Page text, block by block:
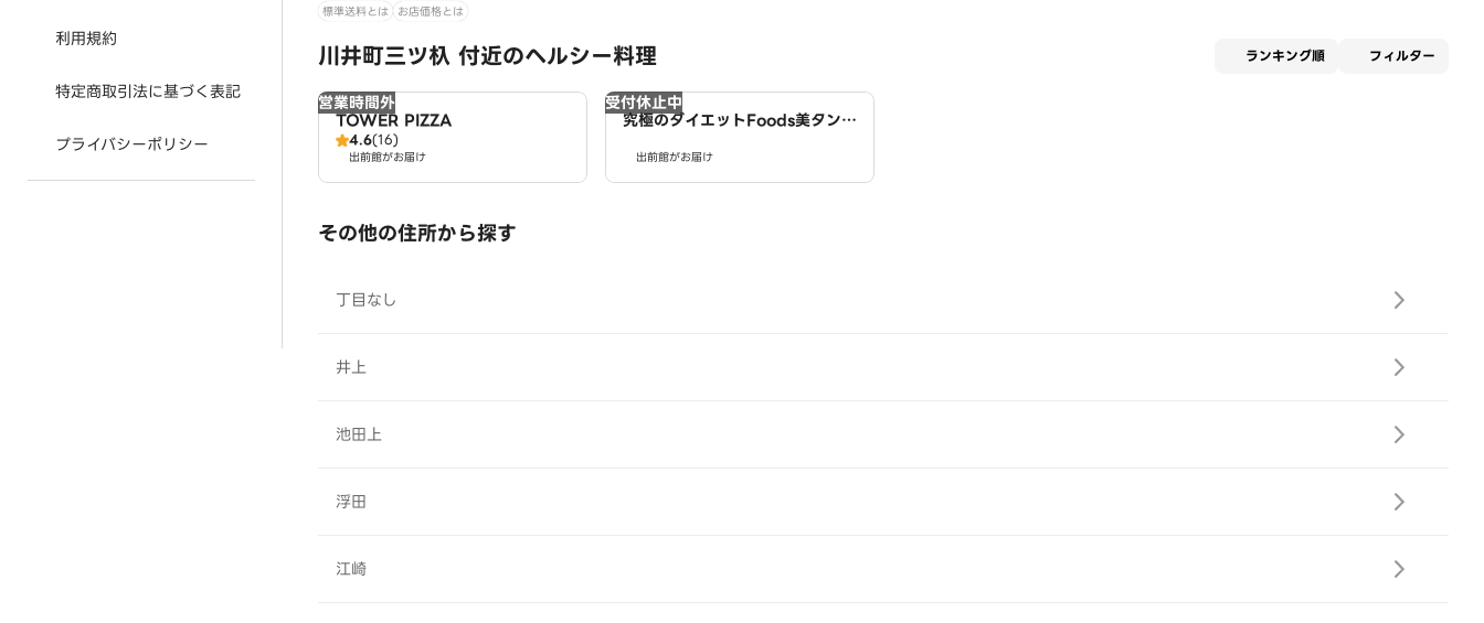
利用規約
特定商取引法に基づく表記
プライバシーポリシー
標準送料とは お店価格とは
川井町三ツ杁 付近のヘルシー料理 ランキング順 フィルター
営業時間外
TOWER PIZZA
4.6(16)
出前館がお届け
受付休止中
究極のダイエットFoods美タンパ
出前館がお届け
その他の住所から探す
丁目なし
井上
池田上
浮田
江崎